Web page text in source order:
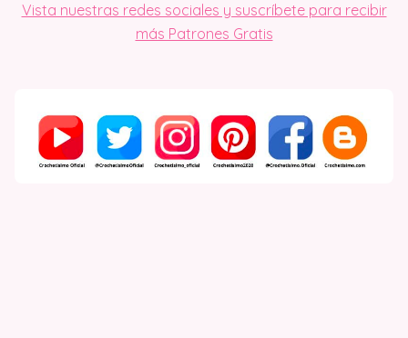
Vista nuestras redes sociales y suscríbete para recibir
más Patrones Gratis